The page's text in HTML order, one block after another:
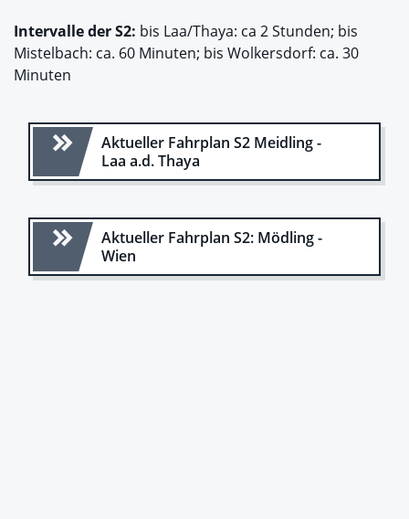
Intervalle der S2: bis Laa/Thaya: ca 2 Stunden; bis
Mistelbach: ca. 60 Minuten; bis Wolkersdorf: ca. 30
Minuten
Aktueller Fahrplan S2 Meidling -
Laa a.d. Thaya
Aktueller Fahrplan S2: Mödling -
Wien